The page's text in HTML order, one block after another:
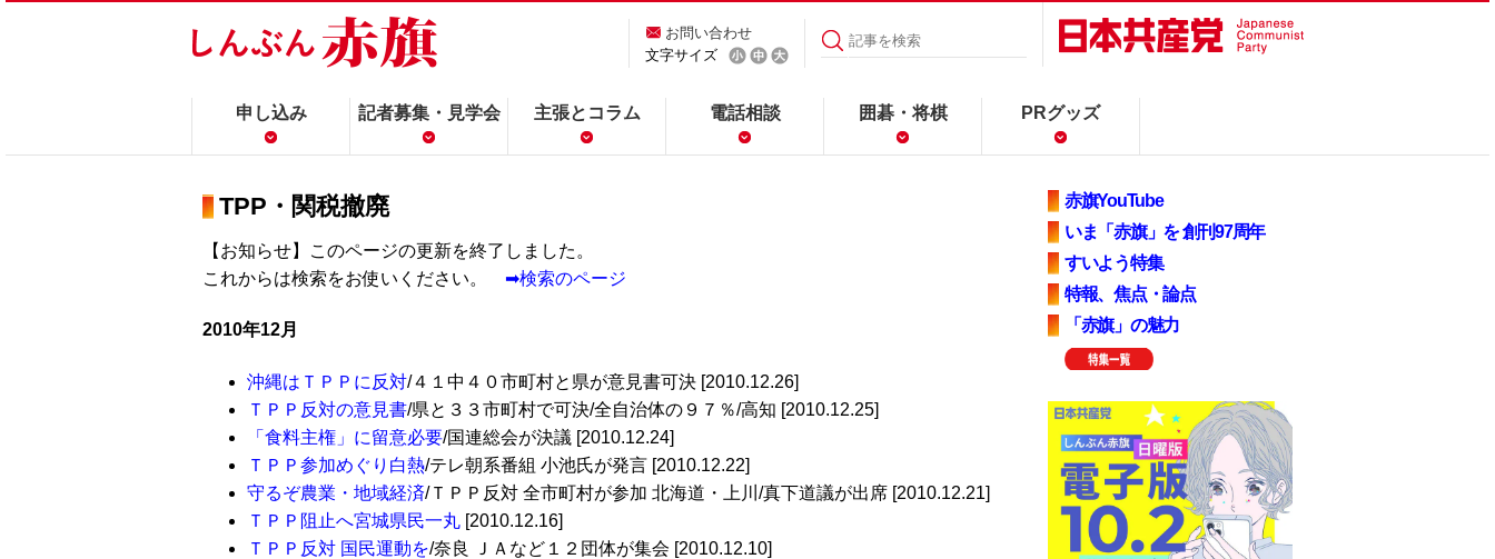
お問い合わせ
文字サイズ
申し込み 記者募集・見学会 主張とコラム 電話相談 囲碁・将棋 PRグッズ
TPP・関税撤廃
【お知らせ】このページの更新を終了しました。
これからは検索をお使いください。 ➡検索のページ
2010年12月
沖縄はＴＰＰに反対/４１中４０市町村と県が意見書可決 [2010.12.26]
ＴＰＰ反対の意見書/県と３３市町村で可決/全自治体の９７％/高知 [2010.12.25]
「食料主権」に留意必要/国連総会が決議 [2010.12.24]
ＴＰＰ参加めぐり白熱/テレ朝系番組 小池氏が発言 [2010.12.22]
守るぞ農業・地域経済/ＴＰＰ反対 全市町村が参加 北海道・上川/真下道議が出席 [2010.12.21]
ＴＰＰ阻止へ宮城県民一丸 [2010.12.16]
ＴＰＰ反対 国民運動を/奈良 ＪＡなど１２団体が集会 [2010.12.10]
赤旗YouTube
いま「赤旗」を 創刊97周年
すいよう特集
特報、焦点・論点
「赤旗」の魅力